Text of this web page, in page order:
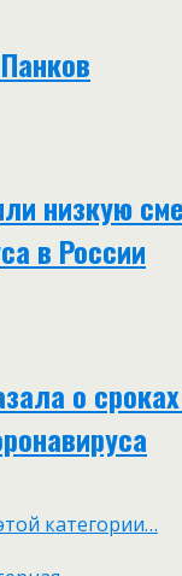
низкую
в России
о
категории…